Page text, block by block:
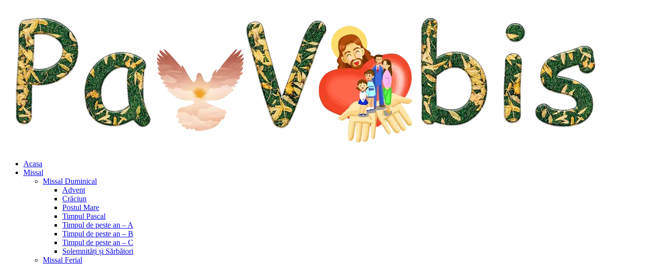
Acasa
Missal
Missal Duminical
Advent
Crăciun
Postul Mare
Timpul Pascal
Timpul de peste an – A
Timpul de peste an – B
Timpul de peste an – C
Solemnități și Sărbători
Missal Ferial